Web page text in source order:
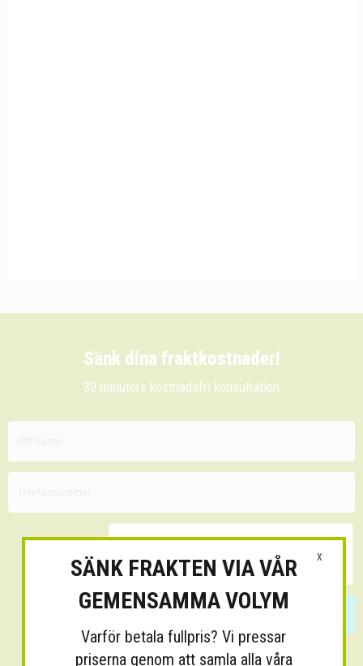
Sänk dina fraktkostnader!
30 minuters kostnadsfri konsultation
X
SÄNK FRAKTEN VIA VÅR
GEMENSAMMA VOLYM
Varför betala fullpris? Vi pressar
priserna genom att samla alla våra